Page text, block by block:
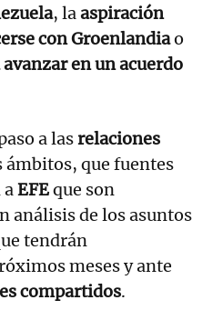
, laaspiración
con Groenlandiao
en un acuerdo
a lasrelaciones
que fuentes
aEFEque son
análisis de los asuntos
tendrán
meses y ante
compartidos.